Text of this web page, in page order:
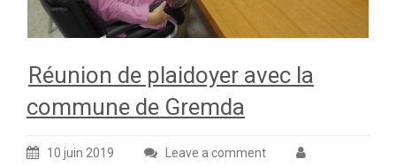
Réunion de plaidoyer avec la
commune de Gremda
10 juin 2019
Leave a comment